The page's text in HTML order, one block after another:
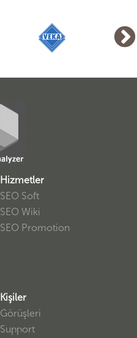
Hizmetler
SEO Soft
SEO Wiki
SEO Promotion
Kişiler
Görüşleri
Support